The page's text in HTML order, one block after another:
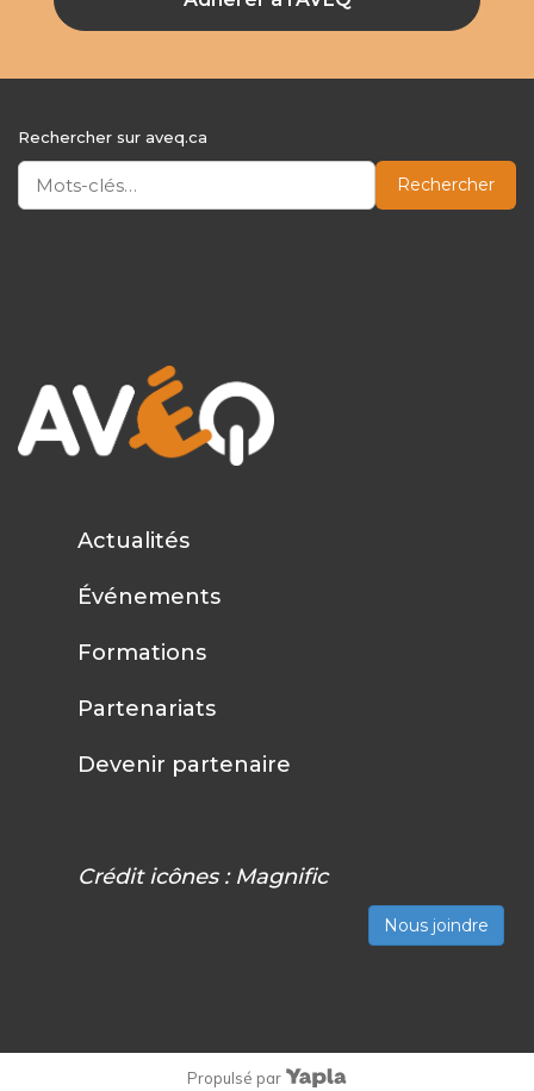
Rechercher sur aveq.ca
Rechercher
Actualités
Événements
Formations
Partenariats
Devenir partenaire
Crédit icônes : Magnific
Nous joindre
Propulsé par